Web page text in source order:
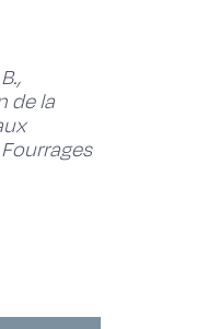
de la